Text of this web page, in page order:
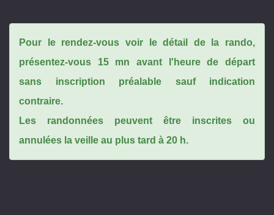
Pour le rendez-vous voir le détail de la rando,
présentez-vous 15 mn avant l'heure de départ
sans inscription préalable sauf indication
contraire.
Les randonnées peuvent être inscrites ou
annulées la veille au plus tard à 20 h.